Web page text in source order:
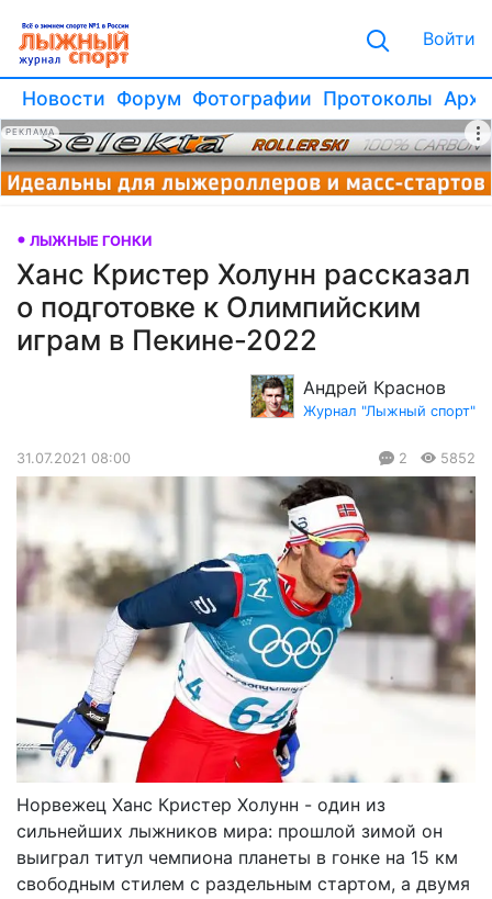
Войти
Новости Форум Фотографии Протоколы
РЕКЛАМА
ЛЫЖНЫЕ ГОНКИ
Ханс Кристер Холунн рассказал
о подготовке к Олимпийским
играм в Пекине-2022
Андрей Краснов
Журнал "Лыжный спорт"
31.07.2021 08:00 2 5852
Норвежец Ханс Кристер Холунн - один из
сильнейших лыжников мира: прошлой зимой он
выиграл титул чемпиона планеты в гонке на 15 км
свободным стилем с раздельным стартом, а двумя